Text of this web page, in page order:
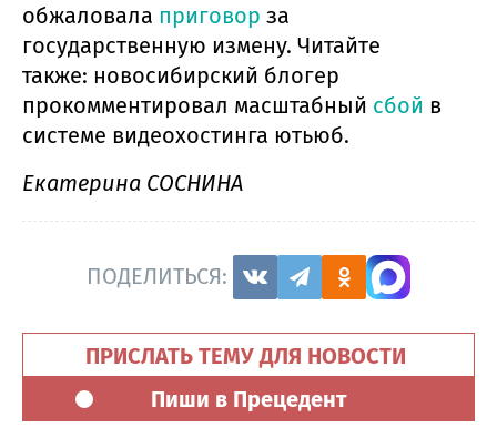
обжаловала приговор за
государственную измену. Читайте
также: новосибирский блогер
прокомментировал масштабный сбой в
системе видеохостинга ютьюб.
Екатерина СОСНИНА
ПОДЕЛИТЬСЯ:
ПРИСЛАТЬ ТЕМУ ДЛЯ НОВОСТИ
Пиши в Прецедент